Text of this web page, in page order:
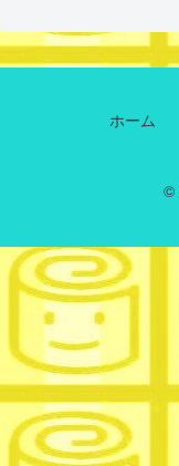
ホーム
©